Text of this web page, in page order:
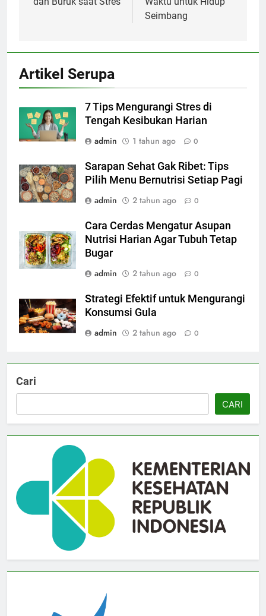
Seimbang
Artikel Serupa
7 Tips Mengurangi Stres di
Tengah Kesibukan Harian
admin
1 tahun ago 0
Sarapan Sehat Gak Ribet: Tips
Pilih Menu Bernutrisi Setiap Pagi
admin
2 tahun ago 0
Cara Cerdas Mengatur Asupan
Nutrisi Harian Agar Tubuh Tetap
Bugar
admin
2 tahun ago 0
Strategi Efektif untuk Mengurangi
Konsumsi Gula
admin
2 tahun ago 0
Cari
CARI